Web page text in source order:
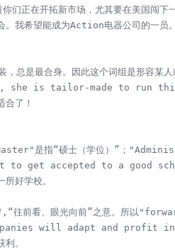
正在开拓新市场，尤其要在美国闯下
。我希望能成为Action电器公司的一员。
是最合身。因此这个词组是形容某人
she is tailor-made to run this
合了！
是指“硕士（学位）”；
to get accepted to a good
好学校。
前看、眼光向前”之意。所以
will adapt and profit
。